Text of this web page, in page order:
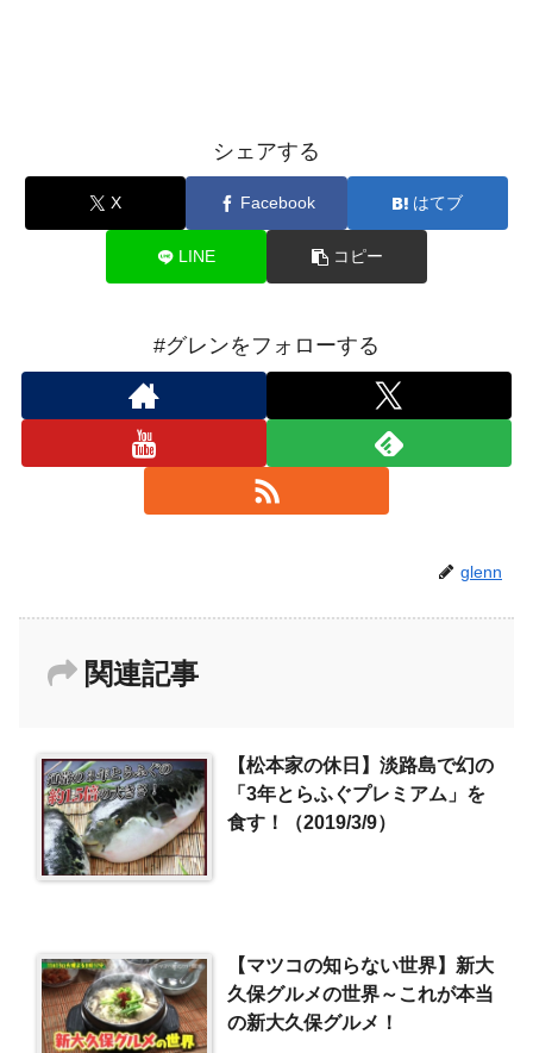
シェアする
X Facebook はてブ
LINE コピー
#グレンをフォローする
glenn
関連記事
【松本家の休日】淡路島で幻の
「3年とらふぐプレミアム」を
食す！（2019/3/9）
【マツコの知らない世界】新大
久保グルメの世界～これが本当
の新大久保グルメ！